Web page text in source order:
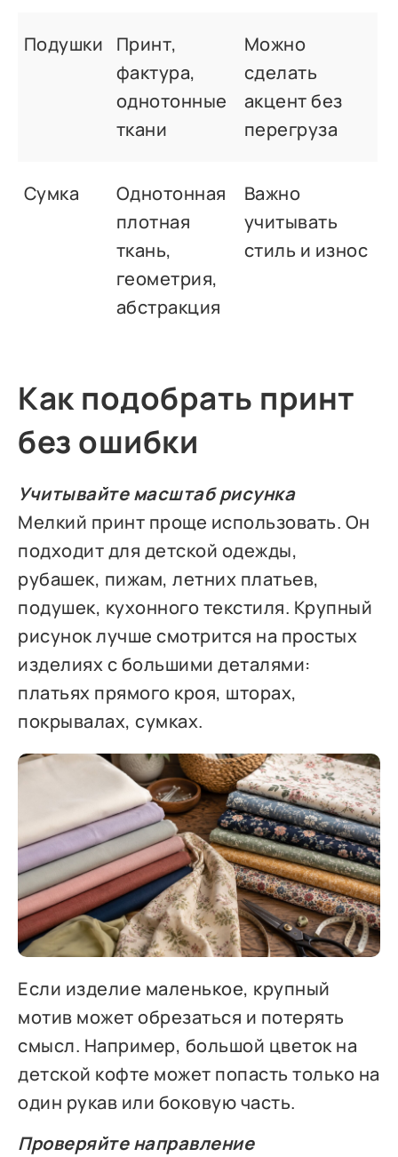
Подушки
Принт,
фактура,
однотонные
ткани
Можно
сделать
акцент без
перегруза
Сумка
Однотонная
плотная
ткань,
геометрия,
абстракция
Важно
учитывать
стиль и износ
Как подобрать принт
без ошибки
Учитывайте масштаб рисунка
Мелкий принт проще использовать. Он
подходит для детской одежды,
рубашек, пижам, летних платьев,
подушек, кухонного текстиля. Крупный
рисунок лучше смотрится на простых
изделиях с большими деталями:
платьях прямого кроя, шторах,
покрывалах, сумках.
Если изделие маленькое, крупный
мотив может обрезаться и потерять
смысл. Например, большой цветок на
детской кофте может попасть только на
один рукав или боковую часть.
Проверяйте направление